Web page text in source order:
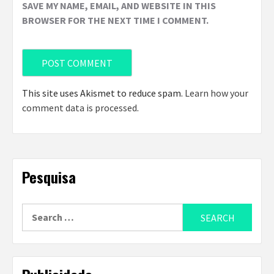
SAVE MY NAME, EMAIL, AND WEBSITE IN THIS
BROWSER FOR THE NEXT TIME I COMMENT.
This site uses Akismet to reduce spam. Learn how your
comment data is processed.
Pesquisa